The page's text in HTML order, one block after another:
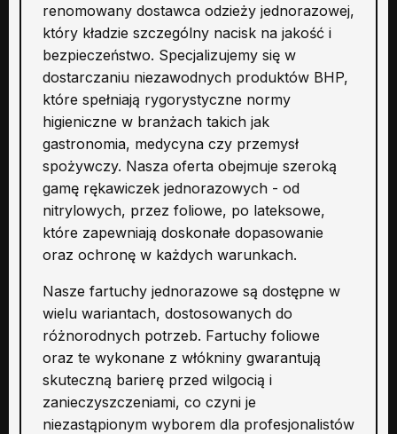
renomowany dostawca odzieży jednorazowej,
który kładzie szczególny nacisk na jakość i
bezpieczeństwo. Specjalizujemy się w
dostarczaniu niezawodnych produktów BHP,
które spełniają rygorystyczne normy
higieniczne w branżach takich jak
gastronomia, medycyna czy przemysł
spożywczy. Nasza oferta obejmuje szeroką
gamę rękawiczek jednorazowych - od
nitrylowych, przez foliowe, po lateksowe,
które zapewniają doskonałe dopasowanie
oraz ochronę w każdych warunkach.
Nasze fartuchy jednorazowe są dostępne w
wielu wariantach, dostosowanych do
różnorodnych potrzeb. Fartuchy foliowe
oraz te wykonane z włókniny gwarantują
skuteczną barierę przed wilgocią i
zanieczyszczeniami, co czyni je
niezastąpionym wyborem dla profesjonalistów